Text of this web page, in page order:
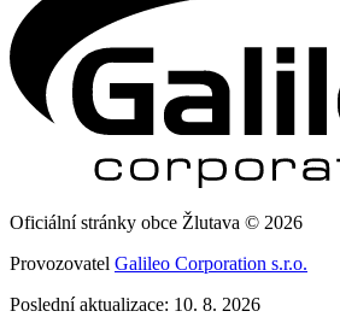
Oficiální stránky obce Žlutava © 2026
Provozovatel Galileo Corporation s.r.o.
Poslední aktualizace: 10. 8. 2026